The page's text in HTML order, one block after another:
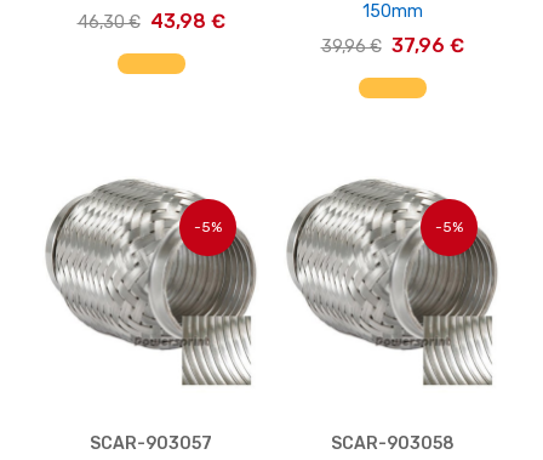
46,30 € 43,98 €
AGGIUNGI AL CARRELLO
150mm
39,96 € 37,96 €
AGGIUNGI AL CARRELLO
-5%
SCAR-903057
-5%
SCAR-903058